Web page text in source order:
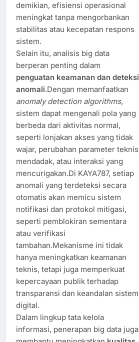
demikian, efisiensi operasional
meningkat tanpa mengorbankan
stabilitas atau kecepatan respons
sistem.
Selain itu, analisis big data
berperan penting dalam
penguatan keamanan dan deteksi
anomali.Dengan memanfaatkan
anomaly detection algorithms,
sistem dapat mengenali pola yang
berbeda dari aktivitas normal,
seperti lonjakan akses yang tidak
wajar, perubahan parameter teknis
mendadak, atau interaksi yang
mencurigakan.Di KAYA787, setiap
anomali yang terdeteksi secara
otomatis akan memicu sistem
notifikasi dan protokol mitigasi,
seperti pemblokiran sementara
atau verifikasi
tambahan.Mekanisme ini tidak
hanya meningkatkan keamanan
teknis, tetapi juga memperkuat
kepercayaan publik terhadap
transparansi dan keandalan sistem
digital.
Dalam lingkup tata kelola
informasi, penerapan big data juga